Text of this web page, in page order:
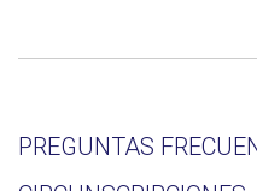
PREGUNTAS